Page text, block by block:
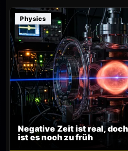
Physics
Negative Zeit ist real,
ist es noch zu früh